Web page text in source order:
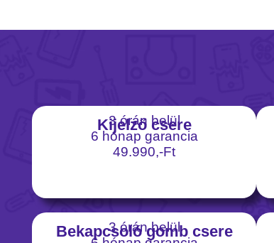
Kijelző csere
3 órán belül
6 hónap garancia
49.990,-Ft
Bekapcsoló gomb csere
3 órán belül